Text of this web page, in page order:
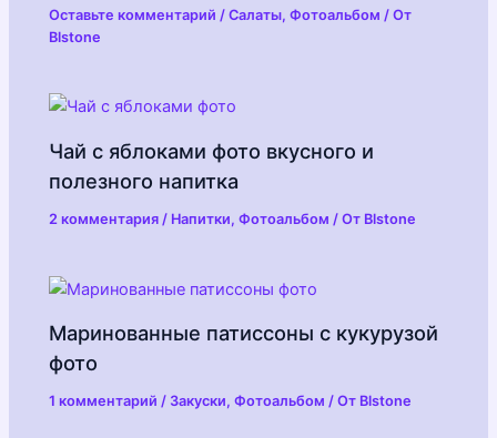
Оставьте комментарий /Салаты,Фотоальбом / От
Blstone
Чай с яблоками фото вкусного и
полезного напитка
2 комментария / Напитки,Фотоальбом / От Blstone
Маринованные патиссоны с кукурузой
фото
1 комментарий / Закуски,Фотоальбом / От Blstone